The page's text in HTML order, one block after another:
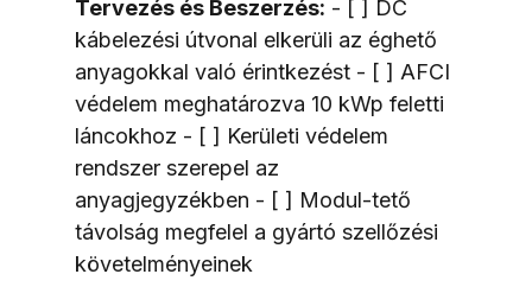
Tervezés és Beszerzés: - [ ] DC
kábelezési útvonal elkerüli az éghető
anyagokkal való érintkezést - [ ] AFCI
védelem meghatározva 10 kWp feletti
láncokhoz - [ ] Kerületi védelem
rendszer szerepel az
anyagjegyzékben - [ ] Modul-tető
távolság megfelel a gyártó szellőzési
követelményeinek